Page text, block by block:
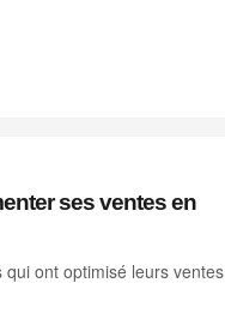
ses ventes en
ont optimisé leurs ventes